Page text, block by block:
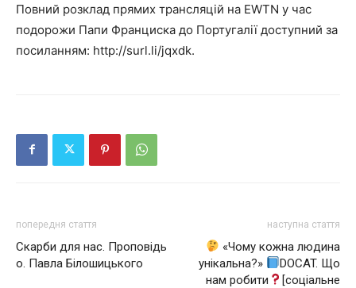
Повний розклад прямих трансляцій на EWTN у час
подорожи Папи Франциска до Португалії доступний за
посиланням: http://surl.li/jqxdk.
попередня стаття
Скарби для нас. Проповідь
о. Павла Білошицького
наступна стаття
«Чому кожна людина
унікальна?»
DOCAT. Що
нам робити
[соціальне